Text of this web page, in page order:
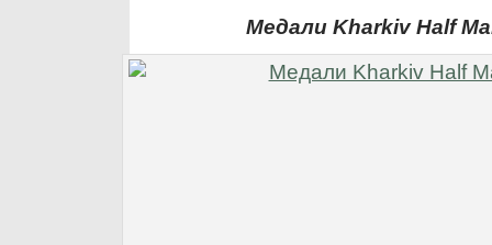
Медали Kharkiv Half